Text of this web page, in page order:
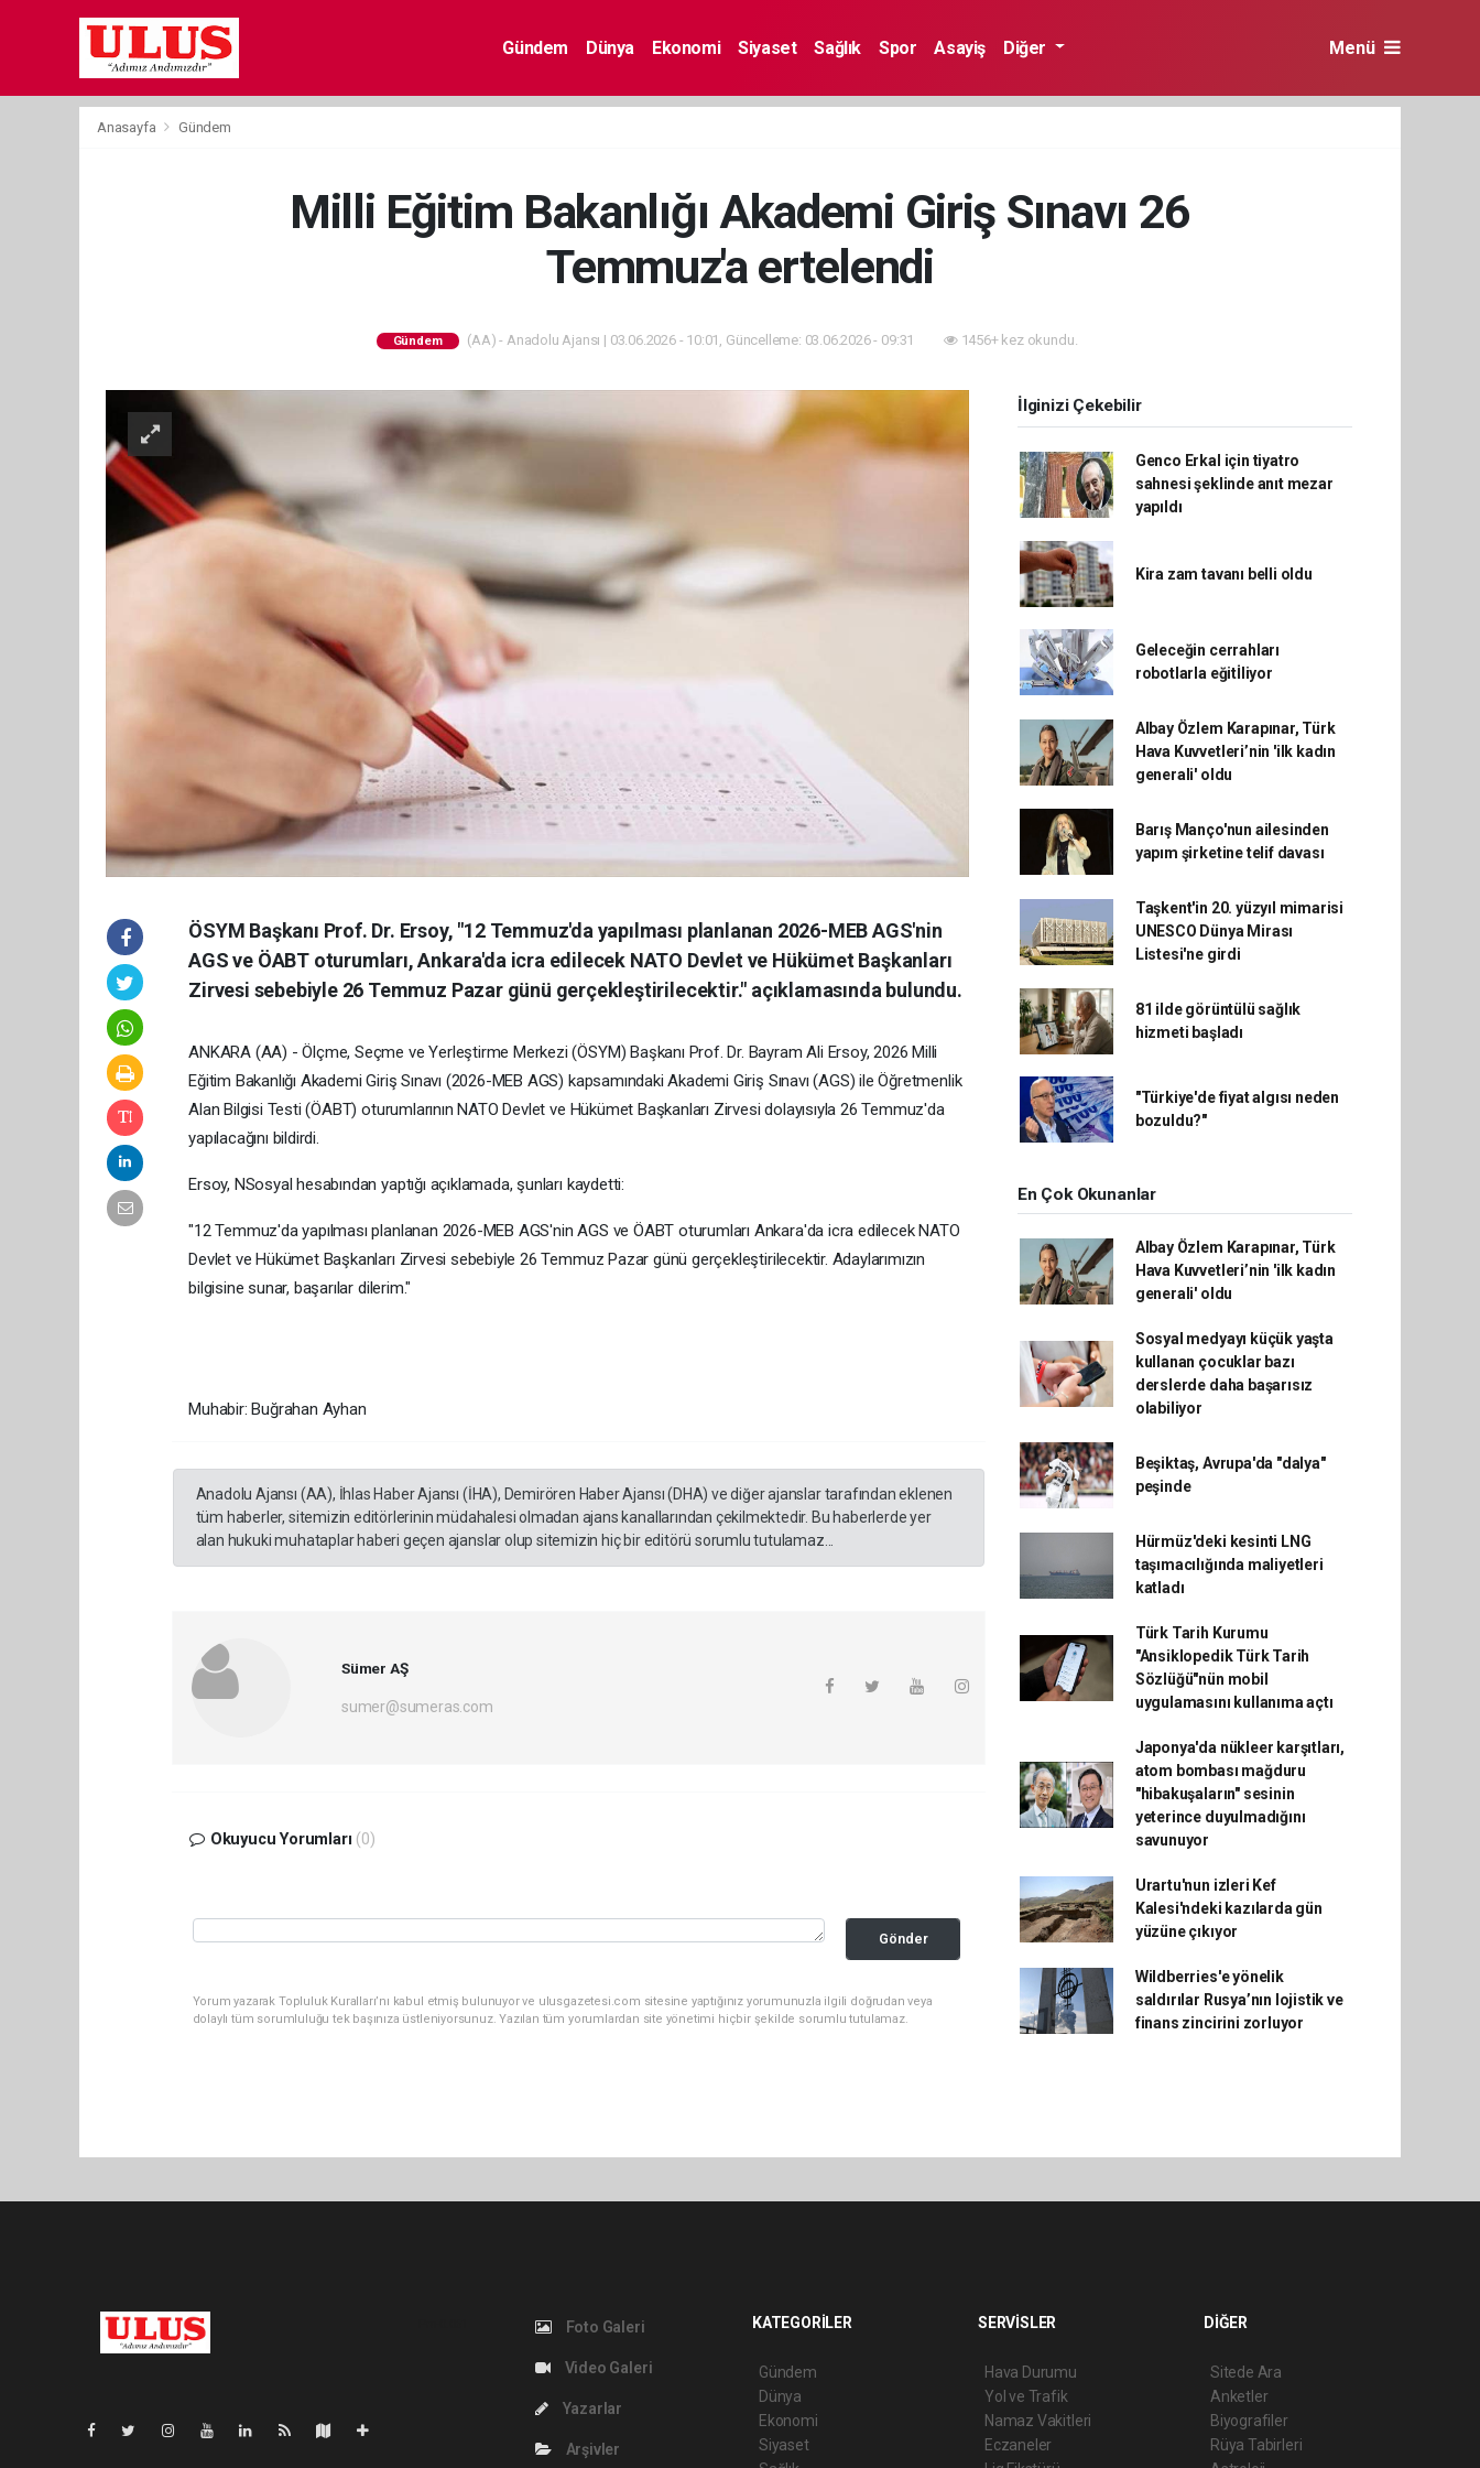
Gündem Dünya Ekonomi Siyaset Sağlık Spor Asayiş Diğer Menü
Anasayfa Gündem
Milli Eğitim Bakanlığı Akademi Giriş Sınavı 26
Temmuz'a ertelendi
Gündem (AA) - Anadolu Ajansı | 03.06.2026 - 10:01, Güncelleme: 03.06.2026 - 09:31 1456+ kez okundu.
ÖSYM Başkanı Prof. Dr. Ersoy, "12 Temmuz'da yapılması planlanan 2026-MEB AGS'nin
AGS ve ÖABT oturumları, Ankara'da icra edilecek NATO Devlet ve Hükümet Başkanları
Zirvesi sebebiyle 26 Temmuz Pazar günü gerçekleştirilecektir." açıklamasında bulundu.
ANKARA (AA) - Ölçme, Seçme ve Yerleştirme Merkezi (ÖSYM) Başkanı Prof. Dr. Bayram Ali Ersoy, 2026 Milli
Eğitim Bakanlığı Akademi Giriş Sınavı (2026-MEB AGS) kapsamındaki Akademi Giriş Sınavı (AGS) ile Öğretmenlik
Alan Bilgisi Testi (ÖABT) oturumlarının NATO Devlet ve Hükümet Başkanları Zirvesi dolayısıyla 26 Temmuz'da
yapılacağını bildirdi.
Ersoy, NSosyal hesabından yaptığı açıklamada, şunları kaydetti:
"12 Temmuz'da yapılması planlanan 2026-MEB AGS'nin AGS ve ÖABT oturumları Ankara'da icra edilecek NATO
Devlet ve Hükümet Başkanları Zirvesi sebebiyle 26 Temmuz Pazar günü gerçekleştirilecektir. Adaylarımızın
bilgisine sunar, başarılar dilerim."
Muhabir: Buğrahan Ayhan
Anadolu Ajansı (AA), İhlas Haber Ajansı (İHA), Demirören Haber Ajansı (DHA) ve diğer ajanslar tarafından eklenen
tüm haberler, sitemizin editörlerinin müdahalesi olmadan ajans kanallarından çekilmektedir. Bu haberlerde yer
alan hukuki muhataplar haberi geçen ajanslar olup sitemizin hiç bir editörü sorumlu tutulamaz...
Sümer AŞ
sumer@sumeras.com
Okuyucu Yorumları (0)
Gönder
Yorum yazarak Topluluk Kuralları’nı kabul etmiş bulunuyor ve ulusgazetesi.com sitesine yaptığınız yorumunuzla ilgili doğrudan veya
dolaylı tüm sorumluluğu tek başınıza üstleniyorsunuz. Yazılan tüm yorumlardan site yönetimi hiçbir şekilde sorumlu tutulamaz.
İlginizi Çekebilir
Genco Erkal için tiyatro
sahnesi şeklinde anıt mezar
yapıldı
Kira zam tavanı belli oldu
Geleceğin cerrahları
robotlarla eğitİliyor
Albay Özlem Karapınar, Türk
Hava Kuvvetleri’nin 'ilk kadın
generali' oldu
Barış Manço'nun ailesinden
yapım şirketine telif davası
Taşkent'in 20. yüzyıl mimarisi
UNESCO Dünya Mirası
Listesi'ne girdi
81 ilde görüntülü sağlık
hizmeti başladı
"Türkiye'de fiyat algısı neden
bozuldu?"
En Çok Okunanlar
Albay Özlem Karapınar, Türk
Hava Kuvvetleri’nin 'ilk kadın
generali' oldu
Sosyal medyayı küçük yaşta
kullanan çocuklar bazı
derslerde daha başarısız
olabiliyor
Beşiktaş, Avrupa'da "dalya"
peşinde
Hürmüz'deki kesinti LNG
taşımacılığında maliyetleri
katladı
Türk Tarih Kurumu
"Ansiklopedik Türk Tarih
Sözlüğü"nün mobil
uygulamasını kullanıma açtı
Japonya'da nükleer karşıtları,
atom bombası mağduru
"hibakuşaların" sesinin
yeterince duyulmadığını
savunuyor
Urartu'nun izleri Kef
Kalesi'ndeki kazılarda gün
yüzüne çıkıyor
Wildberries'e yönelik
saldırılar Rusya’nın lojistik ve
finans zincirini zorluyor
Foto Galeri
Video Galeri
Yazarlar
Arşivler
KATEGORİLER
Gündem
Dünya
Ekonomi
Siyaset
SERVİSLER
Hava Durumu
Yol ve Trafik
Namaz Vakitleri
Eczaneler
DİĞER
Sitede Ara
Anketler
Biyografiler
Rüya Tabirleri